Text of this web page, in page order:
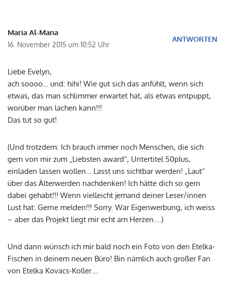
Maria Al-Mana
16. November 2015 um 10:52 Uhr
ANTWORTEN
Liebe Evelyn,
ach soooo… und: hihi! Wie gut sich das anfühlt, wenn sich
etwas, das man schlimmer erwartet hat, als etwas entpuppt,
worüber man lachen kann!!!
Das tut so gut!
(Und trotzdem: Ich brauch immer noch Menschen, die sich
gern von mir zum „Liebsten award“, Untertitel 50plus,
einladen lassen wollen… Lasst uns sichtbar werden! „Laut“
über das Älterwerden nachdenken! Ich hätte dich so gern
dabei gehabt!!! Wenn vielleicht jemand deiner Leser/innen
Lust hat: Gerne melden!!! Sorry. War Eigenwerbung, ich weiss
– aber das Projekt liegt mir echt am Herzen….)
Und dann wünsch ich mir bald noch ein Foto von den Etelka-
Fischen in deinem neuen Büro! Bin nämlich auch großer Fan
von Etelka Kovacs-Koller….